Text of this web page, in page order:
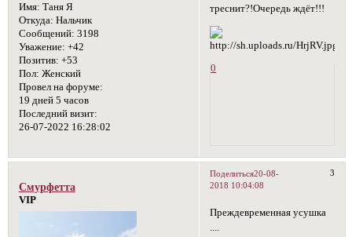
Имя: Таня Я
Откуда: Нальчик
Сообщений: 3198
Уважение: +42
Позитив: +53
Пол: Женский
Провел на форуме:
19 дней 5 часов
Последний визит:
26-07-2022 16:28:02
треснит?!Очередь ждёт!!!
0
Поделиться 3
20-08-
2018 10:04:08
Смурфетта
VIP
Преждевременная усушка
....